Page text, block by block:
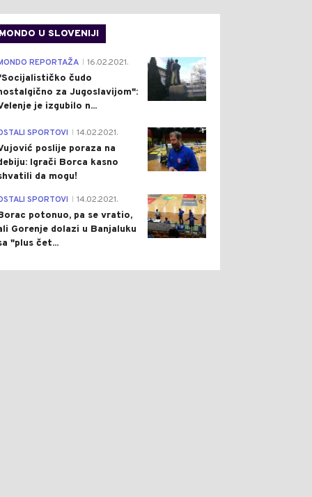
MONDO U SLOVENIJI
4
REPORTAŽA 16.02.2021.
čudo
za Jugoslavijom":
je izgubilo n...
1
SPORTOVI 14.02.2021.
poslije poraza na
Igrači Borca kasno
da mogu!
3
SPORTOVI 14.02.2021.
potonuo, pa se vratio,
Gorenje dolazi u Banjaluku
"plus čet...